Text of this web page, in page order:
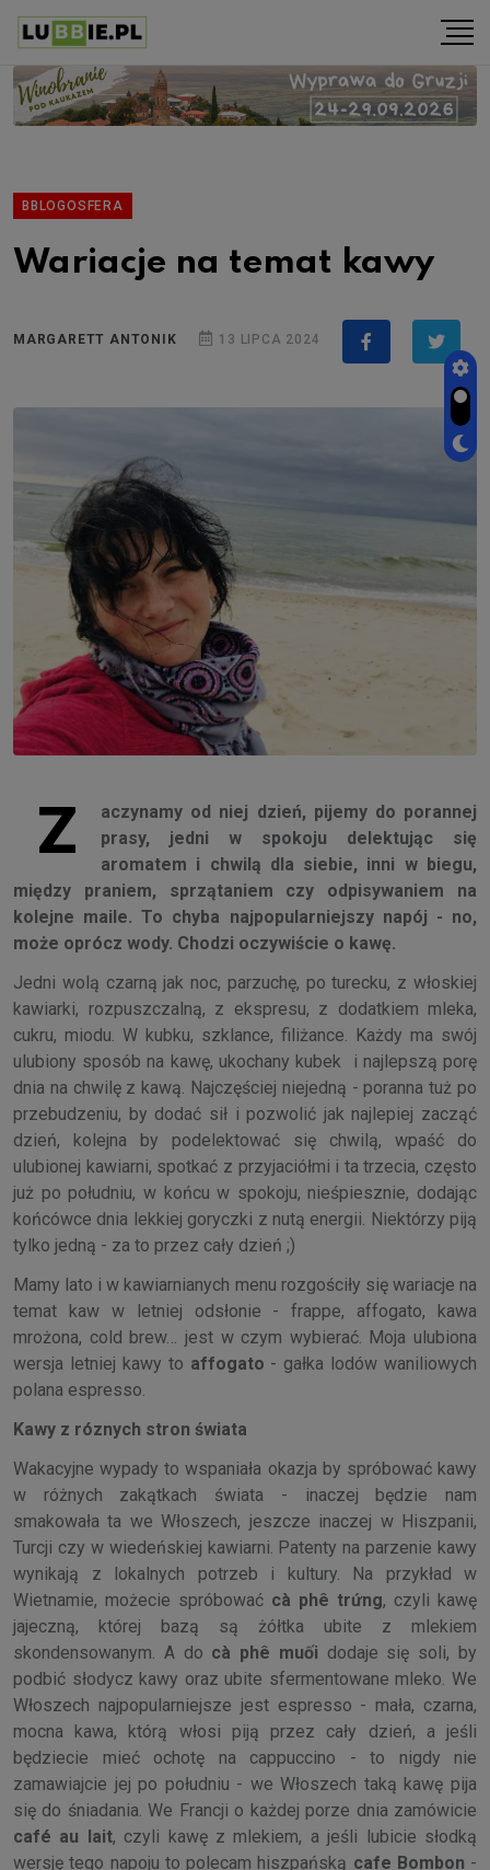
BBLOGOSFERA
Wariacje na temat kawy
MARGARETT ANTONIK 13 LIPCA 2024
Z
aczynamy od niej dzień, pijemy do porannej
prasy, jedni w spokoju delektując się
aromatem i chwilą dla siebie, inni w biegu,
między praniem, sprzątaniem czy odpisywaniem na
kolejne maile. To chyba najpopularniejszy napój - no,
może oprócz wody. Chodzi oczywiście o kawę.
Jedni wolą czarną jak noc, parzuchę, po turecku, z włoskiej
kawiarki, rozpuszczalną, z ekspresu, z dodatkiem mleka,
cukru, miodu. W kubku, szklance, filiżance. Każdy ma swój
ulubiony sposób na kawę, ukochany kubek i najlepszą porę
dnia na chwilę z kawą. Najczęściej niejedną - poranna tuż po
przebudzeniu, by dodać sił i pozwolić jak najlepiej zacząć
dzień, kolejna by podelektować się chwilą, wpaść do
ulubionej kawiarni, spotkać z przyjaciółmi i ta trzecia, często
już po południu, w końcu w spokoju, nieśpiesznie, dodając
końcówce dnia lekkiej goryczki z nutą energii. Niektórzy piją
tylko jedną - za to przez cały dzień ;)
Mamy lato i w kawiarnianych menu rozgościły się wariacje na
temat kaw w letniej odsłonie - frappe, affogato, kawa
mrożona, cold brew… jest w czym wybierać. Moja ulubiona
wersja letniej kawy to affogato - gałka lodów waniliowych
polana espresso.
Kawy z róznych stron świata
Wakacyjne wypady to wspaniała okazja by spróbować kawy
w różnych zakątkach świata - inaczej będzie nam
smakowała ta we Włoszech, jeszcze inaczej w Hiszpanii,
Turcji czy w wiedeńskiej kawiarni. Patenty na parzenie kawy
wynikają z lokalnych potrzeb i kultury. Na przykład w
Wietnamie, możecie spróbować cà phê trứng, czyli kawę
jajeczną, której bazą są żółtka ubite z mlekiem
skondensowanym. A do cà phê muối dodaje się soli, by
podbić słodycz kawy oraz ubite sfermentowane mleko. We
Włoszech najpopularniejsze jest espresso - mała, czarna,
mocna kawa, którą włosi piją przez cały dzień, a jeśli
będziecie mieć ochotę na cappuccino - to nigdy nie
zamawiajcie jej po południu - we Włoszech taką kawę pija
się do śniadania. We Francji o każdej porze dnia zamówicie
café au lait, czyli kawę z mlekiem, a jeśli lubicie słodką
wersję tego napoju to polecam hiszpańską cafe Bombon -